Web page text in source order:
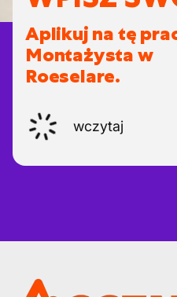
Aplikuj na tę
Montażysta w
Roeselare.
wczytaj